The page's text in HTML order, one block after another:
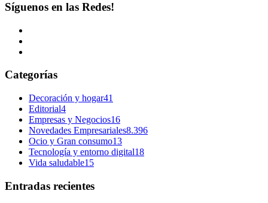
Síguenos en las Redes!
Categorías
Decoración y hogar41
Editorial4
Empresas y Negocios16
Novedades Empresariales8.396
Ocio y Gran consumo13
Tecnología y entorno digital18
Vida saludable15
Entradas recientes